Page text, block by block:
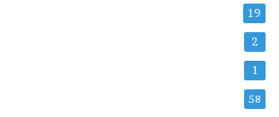
19
2
1
58